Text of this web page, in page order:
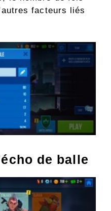
facteurs liés
de balle